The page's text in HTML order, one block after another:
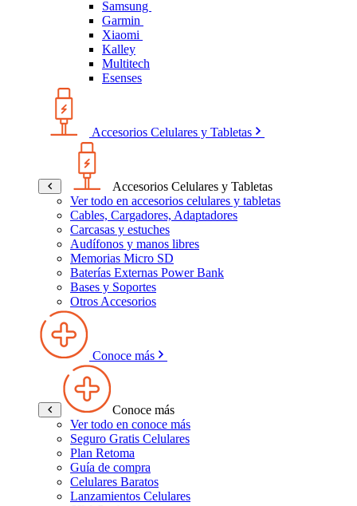
Samsung
Garmin
Xiaomi
Kalley
Multitech
Esenses
Accesorios Celulares y Tabletas
Accesorios Celulares y Tabletas
Ver todo en accesorios celulares y tabletas
Cables, Cargadores, Adaptadores
Carcasas y estuches
Audífonos y manos libres
Memorias Micro SD
Baterías Externas Power Bank
Bases y Soportes
Otros Accesorios
Conoce más
Conoce más
Ver todo en conoce más
Seguro Gratis Celulares
Plan Retoma
Guía de compra
Celulares Baratos
Lanzamientos Celulares